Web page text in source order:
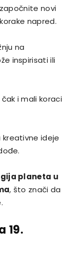
novi
napred.
na
inspirisati ili
i mali koraci
ideje
planeta u
, što znači da
19.